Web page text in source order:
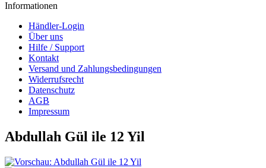
Informationen
Händler-Login
Über uns
Hilfe / Support
Kontakt
Versand und Zahlungsbedingungen
Widerrufsrecht
Datenschutz
AGB
Impressum
Abdullah Gül ile 12 Yil